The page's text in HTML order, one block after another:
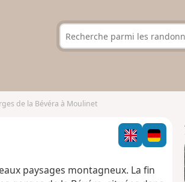
de la Bévéra à Moulinet
paysages montagneux. La fin